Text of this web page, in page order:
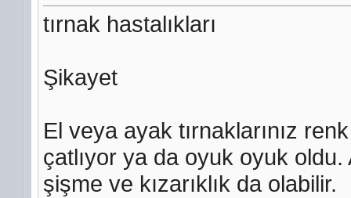
tırnak hastalıkları
Şikayet
El veya ayak tırnaklarınız
çatlıyor ya da oyuk oyuk oldu.
şişme ve kızarıklık da olabilir.